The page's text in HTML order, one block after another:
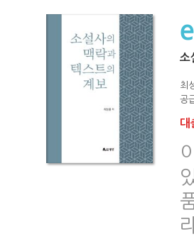
소
최
공
대